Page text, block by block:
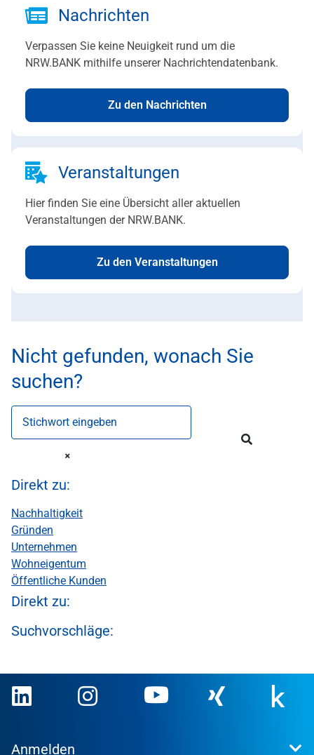
Nachrichten
Verpassen Sie keine Neuigkeit rund um die
NRW.BANK mithilfe unserer Nachrichtendatenbank.
Zu den Nachrichten
Veranstaltungen
Hier finden Sie eine Übersicht aller aktuellen
Veranstaltungen der NRW.BANK.
Zu den Veranstaltungen
Nicht gefunden, wonach Sie
suchen?
Stichwort eingeben
Direkt zu:
Nachhaltigkeit
Gründen
Unternehmen
Wohneigentum
Öffentliche Kunden
Direkt zu:
Suchvorschläge:
Anmelden